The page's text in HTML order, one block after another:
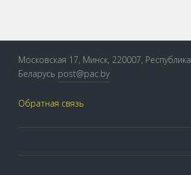
Московская 17, Минск, 220007, Республика
Беларусь post@pac.by
Обратная связь